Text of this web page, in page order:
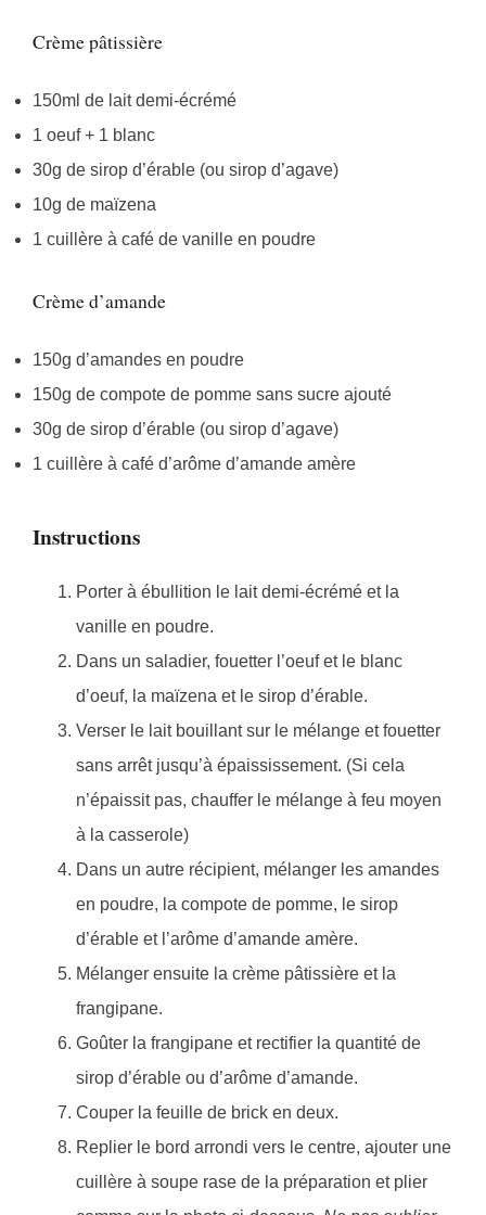
Crème pâtissière
150ml de lait demi-écrémé
1 oeuf + 1 blanc
30g de sirop d’érable (ou sirop d’agave)
10g de maïzena
1 cuillère à café de vanille en poudre
Crème d’amande
150g d’amandes en poudre
150g de compote de pomme sans sucre ajouté
30g de sirop d’érable (ou sirop d’agave)
1 cuillère à café d’arôme d’amande amère
Instructions
Porter à ébullition le lait demi-écrémé et la
vanille en poudre.
Dans un saladier, fouetter l’oeuf et le blanc
d’oeuf, la maïzena et le sirop d’érable.
Verser le lait bouillant sur le mélange et fouetter
sans arrêt jusqu’à épaississement. (Si cela
n’épaissit pas, chauffer le mélange à feu moyen
à la casserole)
Dans un autre récipient, mélanger les amandes
en poudre, la compote de pomme, le sirop
d’érable et l’arôme d’amande amère.
Mélanger ensuite la crème pâtissière et la
frangipane.
Goûter la frangipane et rectifier la quantité de
sirop d’érable ou d’arôme d’amande.
Couper la feuille de brick en deux.
Replier le bord arrondi vers le centre, ajouter une
cuillère à soupe rase de la préparation et plier